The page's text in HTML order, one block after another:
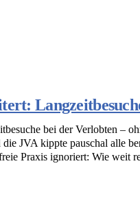
bei der Verlobten –
JVA kippte pauschal alle
Praxis ignoriert: Wie weit